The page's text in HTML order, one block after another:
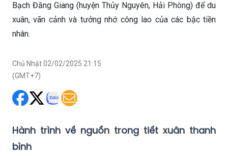
Bạch Đằng Giang (huyện Thủy Nguyên, Hải Phòng) để du
xuân, vãn cảnh và tưởng nhớ công lao của các bậc tiền
nhân.
Chủ Nhật 02/02/2025 21:15
(GMT+7)
Hành trình về nguồn trong tiết xuân thanh
bình